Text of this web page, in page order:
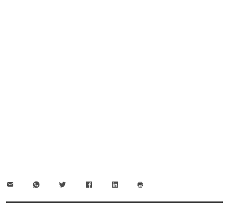
WhatsAppTwitter FacebookLinkedIn
drucken